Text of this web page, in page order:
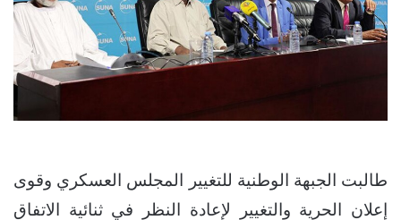
طالبت الجبهة الوطنية للتغيير المجلس العسكري وقوى
إعلان الحرية والتغيير لإعادة النظر في ثنائية الاتفاق